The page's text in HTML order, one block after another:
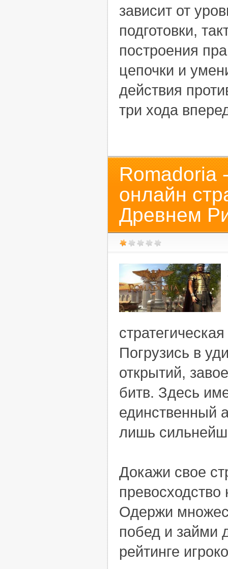
зависит от
подготовки,
построения
цепочки и
действия
три хода
Romadoria
онлайн
Древнем
Погрузись в
открытий,
битв. Здесь
единственный
лишь
Докажи свое
Одержи
побед и займи
рейтинге